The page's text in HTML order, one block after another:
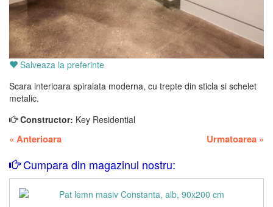
Salveaza la preferinte
Scara interioara spiralata moderna, cu trepte din sticla si schelet
metalic.
Constructor: Key Residential
« Anterioara Urmatoarea »
Cumpara din magazinul nostru: